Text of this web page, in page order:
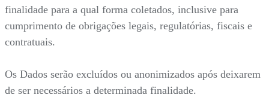
finalidade para a qual forma coletados, inclusive para
cumprimento de obrigações legais, regulatórias, fiscais e
contratuais.
Os Dados serão excluídos ou anonimizados após deixarem
de ser necessários a determinada finalidade.